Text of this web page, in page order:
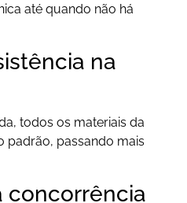
até quando não há
na
todos os materiais da
padrão, passando mais
concorrência